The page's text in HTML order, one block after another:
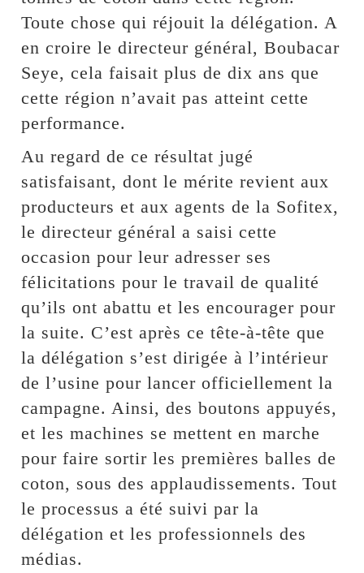
Toute chose qui réjouit la délégation. A
en croire le directeur général, Boubacar
Seye, cela faisait plus de dix ans que
cette région n’avait pas atteint cette
performance.
Au regard de ce résultat jugé
satisfaisant, dont le mérite revient aux
producteurs et aux agents de la Sofitex,
le directeur général a saisi cette
occasion pour leur adresser ses
félicitations pour le travail de qualité
qu’ils ont abattu et les encourager pour
la suite. C’est après ce tête-à-tête que
la délégation s’est dirigée à l’intérieur
de l’usine pour lancer officiellement la
campagne. Ainsi, des boutons appuyés,
et les machines se mettent en marche
pour faire sortir les premières balles de
coton, sous des applaudissements. Tout
le processus a été suivi par la
délégation et les professionnels des
médias.